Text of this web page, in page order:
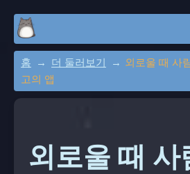
홈 더 둘러보기
외로울 때 사
고의 앱
외로울 때 사